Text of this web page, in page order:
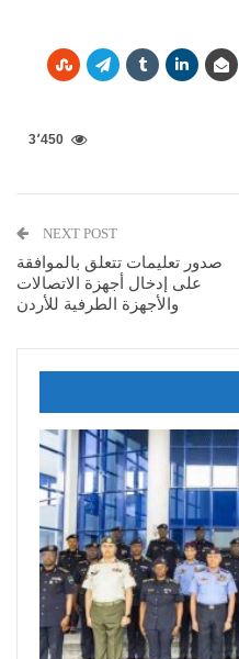
3٬450
NEXT POST
صدور تعليمات تتعلق بالموافقة
على إدخال أجهزة الاتصالات
والأجهزة الطرفية للأردن